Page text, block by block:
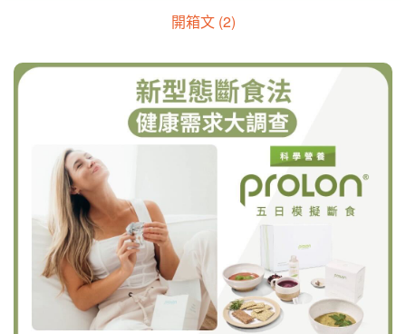
開箱文 (2)